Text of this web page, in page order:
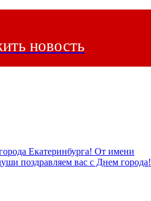
новость
Екатеринбурга! От имени
поздравляем вас с Днем города!